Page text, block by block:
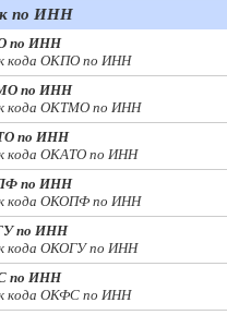
по ИНН
по ИНН
кода ОКПО по ИНН
по ИНН
кода ОКТМО по ИНН
по ИНН
кода ОКАТО по ИНН
по ИНН
кода ОКОПФ по ИНН
по ИНН
кода ОКОГУ по ИНН
по ИНН
кода ОКФС по ИНН